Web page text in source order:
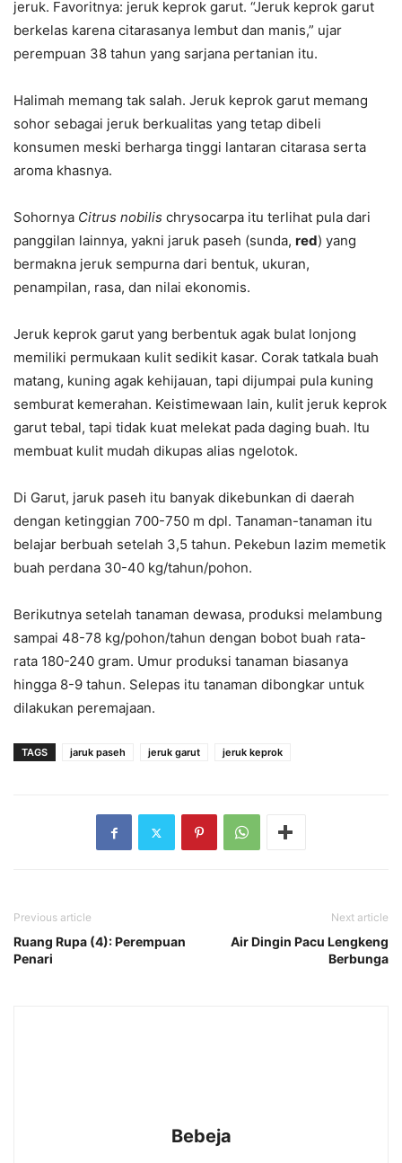
jeruk. Favoritnya: jeruk keprok garut. “Jeruk keprok garut
berkelas karena citarasanya lembut dan manis,” ujar
perempuan 38 tahun yang sarjana pertanian itu.
Halimah memang tak salah. Jeruk keprok garut memang
sohor sebagai jeruk berkualitas yang tetap dibeli
konsumen meski berharga tinggi lantaran citarasa serta
aroma khasnya.
Sohornya Citrus nobilis chrysocarpa itu terlihat pula dari
panggilan lainnya, yakni jaruk paseh (sunda, red) yang
bermakna jeruk sempurna dari bentuk, ukuran,
penampilan, rasa, dan nilai ekonomis.
Jeruk keprok garut yang berbentuk agak bulat lonjong
memiliki permukaan kulit sedikit kasar. Corak tatkala buah
matang, kuning agak kehijauan, tapi dijumpai pula kuning
semburat kemerahan. Keistimewaan lain, kulit jeruk keprok
garut tebal, tapi tidak kuat melekat pada daging buah. Itu
membuat kulit mudah dikupas alias ngelotok.
Di Garut, jaruk paseh itu banyak dikebunkan di daerah
dengan ketinggian 700-750 m dpl. Tanaman-tanaman itu
belajar berbuah setelah 3,5 tahun. Pekebun lazim memetik
buah perdana 30-40 kg/tahun/pohon.
Berikutnya setelah tanaman dewasa, produksi melambung
sampai 48-78 kg/pohon/tahun dengan bobot buah rata-
rata 180-240 gram. Umur produksi tanaman biasanya
hingga 8-9 tahun. Selepas itu tanaman dibongkar untuk
dilakukan peremajaan.
TAGS jaruk paseh jeruk garut jeruk keprok
Previous article
Ruang Rupa (4): Perempuan
Penari
Next article
Air Dingin Pacu Lengkeng
Berbunga
Bebeja